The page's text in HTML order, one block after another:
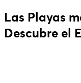
Las Playas
Descubre el